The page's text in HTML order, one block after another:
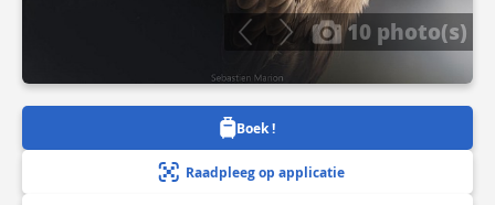
10 photo(s)
Boek !
Raadpleeg op applicatie